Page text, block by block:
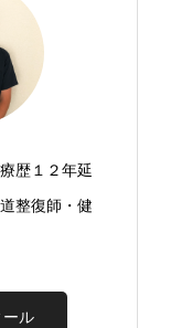
歴１２年延
整復師・健
ル